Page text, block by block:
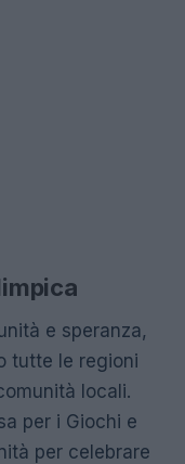
e speranza,
tutte le regioni
locali.
per i Giochi e
per celebrare